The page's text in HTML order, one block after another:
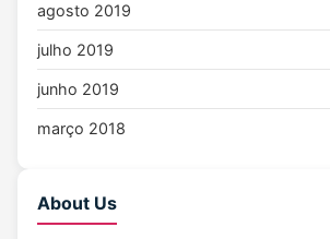
agosto 2019
julho 2019
junho 2019
março 2018
About Us